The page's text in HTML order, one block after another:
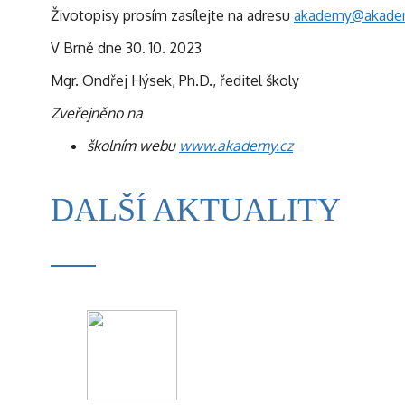
Životopisy prosím zasílejte na adresu
V Brně dne 30. 10. 2023
Mgr. Ondřej Hýsek, Ph.D., ředitel školy
Zveřejněno na
školním webu www.akademy.cz
DALŠÍ AKTUALITY